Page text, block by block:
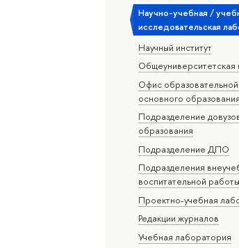
Научно-учебная /
исследовательская
Научный институт
Общеуниверситетская
Офис
основного образования
Подразделение
образования
Подразделение ДПО
Подразделения
воспитательной работы
Проектно-учебная
Редакции журналов
Учебная лаборатория